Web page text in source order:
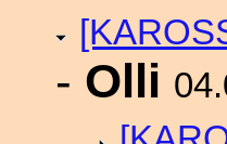
- Olli